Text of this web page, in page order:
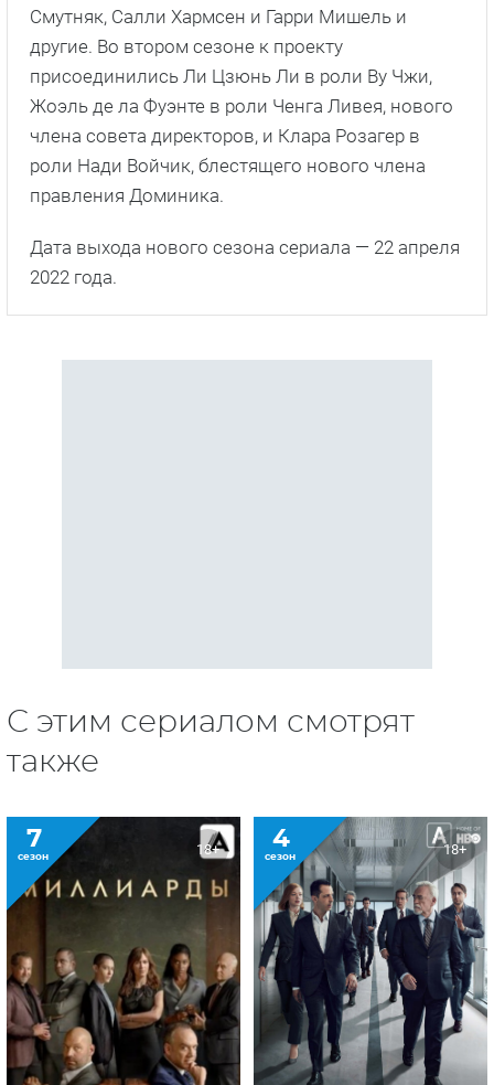
Смутняк, Салли Хармсен и Гарри Мишель и
другие. Во втором сезоне к проекту
присоединились Ли Цзюнь Ли в роли Ву Чжи,
Жоэль де ла Фуэнте в роли Ченга Ливея, нового
члена совета директоров, и Клара Розагер в
роли Нади Войчик, блестящего нового члена
правления Доминика.
Дата выхода нового сезона сериала — 22 апреля
2022 года.
Миллиарды Наследники
18+ 3
сезон 18+